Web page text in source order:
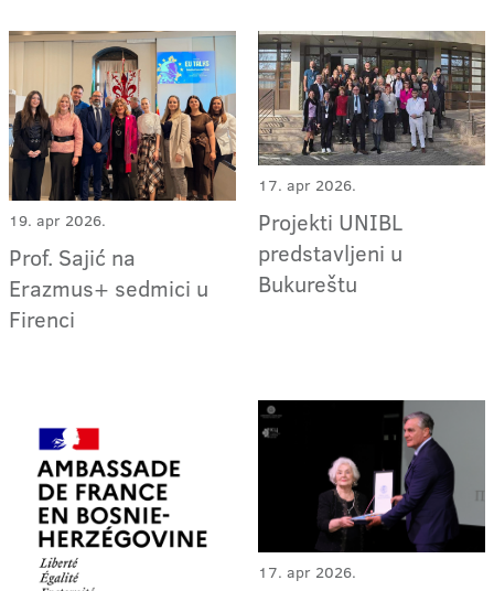
19. apr 2026.
Prof. Sajić na
Erazmus+ sedmici u
Firenci
17. apr 2026.
Projekti UNIBL
predstavljeni u
Bukureštu
17. apr 2026.